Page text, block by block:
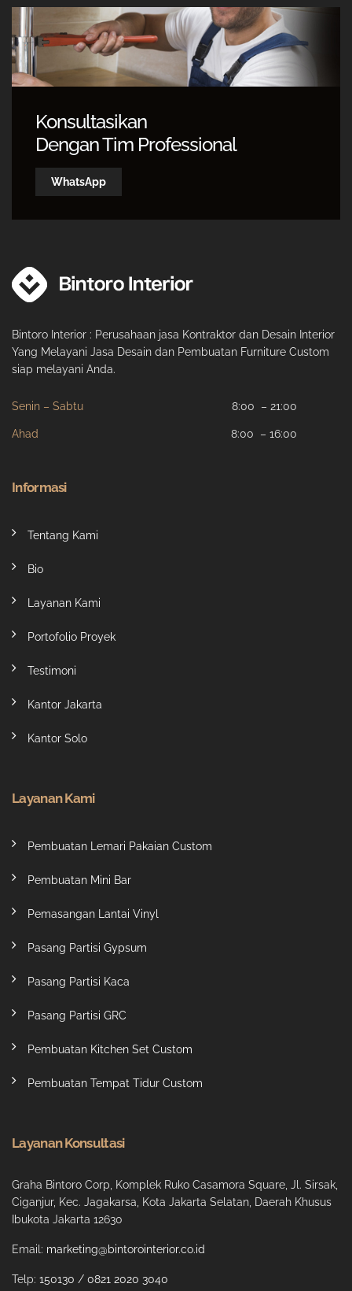
Konsultasikan
Dengan Tim Professional
WhatsApp
Bintoro Interior : Perusahaan jasa Kontraktor dan Desain Interior
Yang Melayani Jasa Desain dan Pembuatan Furniture Custom
siap melayani Anda.
Senin – Sabtu 8:00 – 21:00
Ahad 8:00 – 16:00
Informasi
Tentang Kami
Bio
Layanan Kami
Portofolio Proyek
Testimoni
Kantor Jakarta
Kantor Solo
Layanan Kami
Pembuatan Lemari Pakaian Custom
Pembuatan Mini Bar
Pemasangan Lantai Vinyl
Pasang Partisi Gypsum
Pasang Partisi Kaca
Pasang Partisi GRC
Pembuatan Kitchen Set Custom
Pembuatan Tempat Tidur Custom
Layanan Konsultasi
Graha Bintoro Corp, Komplek Ruko Casamora Square, Jl. Sirsak,
Ciganjur, Kec. Jagakarsa, Kota Jakarta Selatan, Daerah Khusus
Ibukota Jakarta 12630
Email: marketing@bintorointerior.co.id
Telp: 150130 / 0821 2020 3040